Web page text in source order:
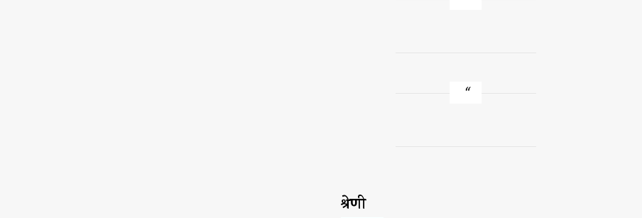
श्रेणी